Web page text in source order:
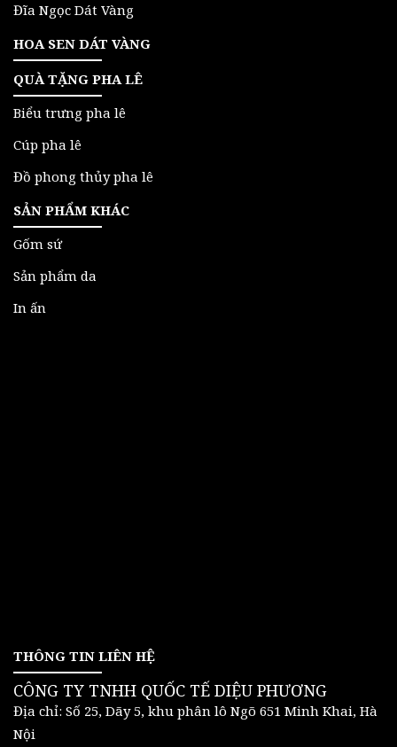
Đĩa Ngọc Dát Vàng
HOA SEN DÁT VÀNG
QUÀ TẶNG PHA LÊ
Biểu trưng pha lê
Cúp pha lê
Đồ phong thủy pha lê
SẢN PHẨM KHÁC
Gốm sứ
Sản phẩm da
In ấn
THÔNG TIN LIÊN HỆ
CÔNG TY TNHH QUỐC TẾ DIỆU PHƯƠNG
Địa chỉ: Số 25, Dãy 5, khu phân lô Ngõ 651 Minh Khai, Hà
Nội